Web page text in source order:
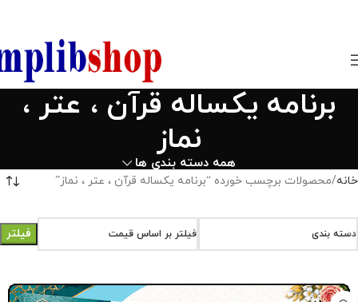
برنامه یکساله قرآن ، عتر ،
نماز
همه دسته بندی ها
خانه محصولات برچسب خورده “برنامه یکساله قرآن ، عتر ، نماز”
دسته بندی فیلتر بر اساس قیمت فیلتر